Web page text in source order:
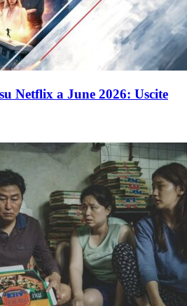
Netflix a June 2026: Uscite